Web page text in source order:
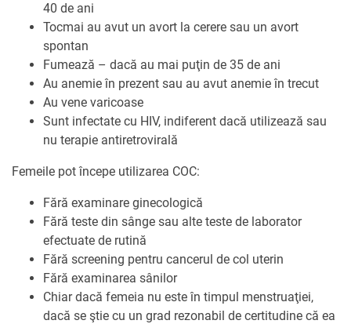
40 de ani
Tocmai au avut un avort la cerere sau un avort
spontan
Fumează – dacă au mai puţin de 35 de ani
Au anemie în prezent sau au avut anemie în trecut
Au vene varicoase
Sunt infectate cu HIV, indiferent dacă utilizează sau
nu terapie antiretrovirală
Femeile pot începe utilizarea COC:
Fără examinare ginecologică
Fără teste din sânge sau alte teste de laborator
efectuate de rutină
Fără screening pentru cancerul de col uterin
Fără examinarea sânilor
Chiar dacă femeia nu este în timpul menstruaţiei,
dacă se ştie cu un grad rezonabil de certitudine că ea